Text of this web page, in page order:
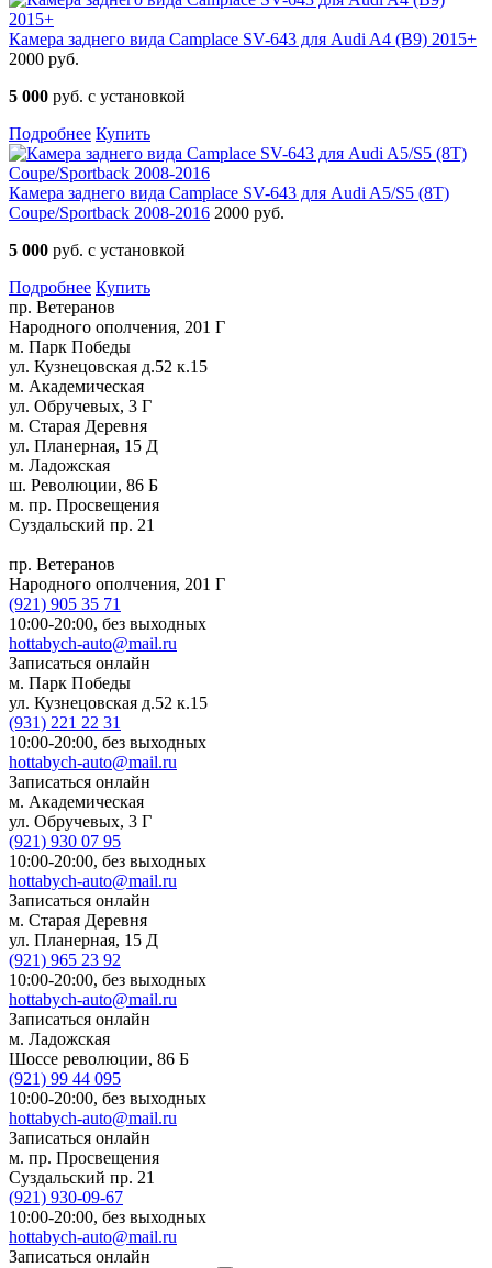
Камера заднего вида Camplace SV-643 для Audi A4 (B9) 2015+
2000 руб.
5 000 руб. с установкой
Подробнее Купить
Камера заднего вида Camplace SV-643 для Audi A5/S5 (8T)
Coupe/Sportback 2008-2016 2000 руб.
5 000 руб. с установкой
Подробнее Купить
пр. Ветеранов
Народного ополчения, 201 Г
м. Парк Победы
ул. Кузнецовская д.52 к.15
м. Академическая
ул. Обручевых, 3 Г
м. Старая Деревня
ул. Планерная, 15 Д
м. Ладожская
ш. Революции, 86 Б
м. пр. Просвещения
Суздальский пр. 21
пр. Ветеранов
Народного ополчения, 201 Г
(921) 905 35 71
10:00-20:00, без выходных
hottabych-auto@mail.ru
Записаться онлайн
м. Парк Победы
ул. Кузнецовская д.52 к.15
(931) 221 22 31
10:00-20:00, без выходных
hottabych-auto@mail.ru
Записаться онлайн
м. Академическая
ул. Обручевых, 3 Г
(921) 930 07 95
10:00-20:00, без выходных
hottabych-auto@mail.ru
Записаться онлайн
м. Старая Деревня
ул. Планерная, 15 Д
(921) 965 23 92
10:00-20:00, без выходных
hottabych-auto@mail.ru
Записаться онлайн
м. Ладожская
Шоссе революции, 86 Б
(921) 99 44 095
10:00-20:00, без выходных
hottabych-auto@mail.ru
Записаться онлайн
м. пр. Просвещения
Суздальский пр. 21
(921) 930-09-67
10:00-20:00, без выходных
hottabych-auto@mail.ru
Записаться онлайн